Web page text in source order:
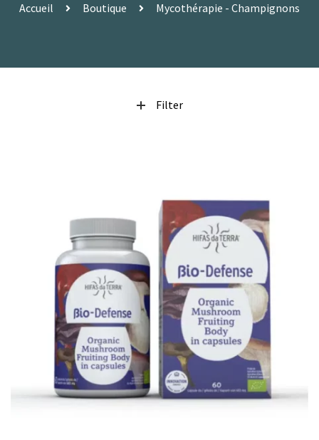
Accueil Boutique Mycothérapie - Champignons
Filter